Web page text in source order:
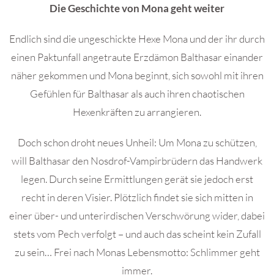
Die Geschichte von Mona geht weiter
Endlich sind die ungeschickte Hexe Mona und der ihr durch
einen Paktunfall angetraute Erzdämon Balthasar einander
näher gekommen und Mona beginnt, sich sowohl mit ihren
Gefühlen für Balthasar als auch ihren chaotischen
Hexenkräften zu arrangieren.
Doch schon droht neues Unheil: Um Mona zu schützen,
will Balthasar den Nosdrof-Vampirbrüdern das Handwerk
legen. Durch seine Ermittlungen gerät sie jedoch erst
recht in deren Visier. Plötzlich findet sie sich mitten in
einer über- und unterirdischen Verschwörung wider, dabei
stets vom Pech verfolgt – und auch das scheint kein Zufall
zu sein… Frei nach Monas Lebensmotto: Schlimmer geht
immer.